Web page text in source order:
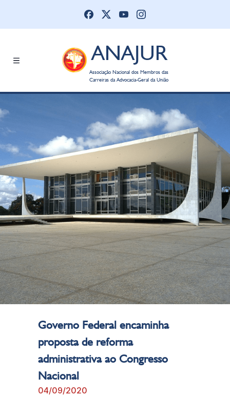
ANAJUR
Associação Nacional dos Membros das
Carreiras da Advocacia-Geral da União
Governo Federal encaminha
proposta de reforma
administrativa ao Congresso
Nacional
04/09/2020